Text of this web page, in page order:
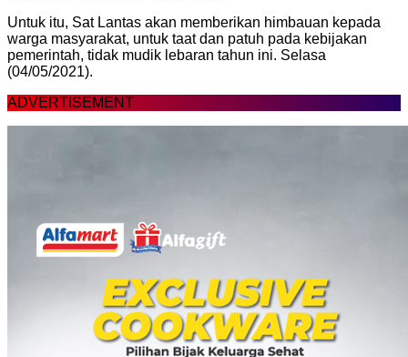
Untuk itu, Sat Lantas akan memberikan himbauan kepada
warga masyarakat, untuk taat dan patuh pada kebijakan
pemerintah, tidak mudik lebaran tahun ini. Selasa
(04/05/2021).
ADVERTISEMENT